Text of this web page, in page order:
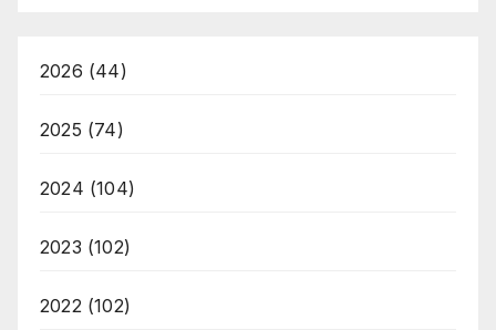
2026 (44)
2025 (74)
2024 (104)
2023 (102)
2022 (102)